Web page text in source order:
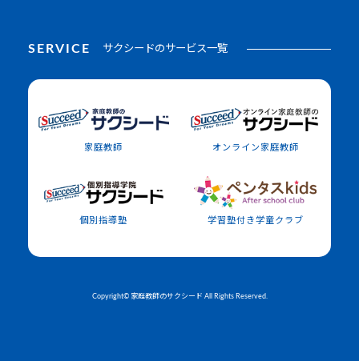
SERVICE サクシードのサービス一覧
家庭教師 オンライン家庭教師
個別指導塾 学習塾付き学童クラブ
Copyright© 家庭教師のサクシード All Rights Reserved.